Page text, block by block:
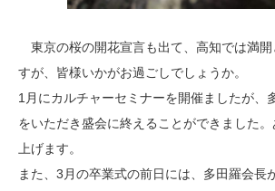
東京の桜の開花宣言も出て、高知では満
すが、皆様いかがお過ごしでしょうか。
1月にカルチャーセミナーを開催ましたが、
をいただき盛会に終えることができました
上げます。
また、3月の卒業式の前日には、多田羅会長